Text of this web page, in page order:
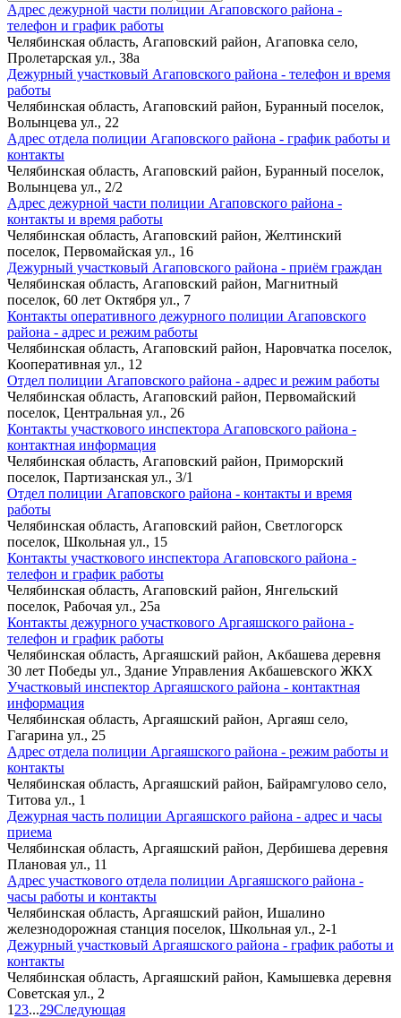
Адрес дежурной части полиции Агаповского района -
телефон и график работы
Челябинская область, Агаповский район, Агаповка село,
Пролетарская ул., 38а
Дежурный участковый Агаповского района - телефон и время
работы
Челябинская область, Агаповский район, Буранный поселок,
Волынцева ул., 22
Адрес отдела полиции Агаповского района - график работы и
контакты
Челябинская область, Агаповский район, Буранный поселок,
Волынцева ул., 2/2
Адрес дежурной части полиции Агаповского района -
контакты и время работы
Челябинская область, Агаповский район, Желтинский
поселок, Первомайская ул., 16
Дежурный участковый Агаповского района - приём граждан
Челябинская область, Агаповский район, Магнитный
поселок, 60 лет Октября ул., 7
Контакты оперативного дежурного полиции Агаповского
района - адрес и режим работы
Челябинская область, Агаповский район, Наровчатка поселок,
Кооперативная ул., 12
Отдел полиции Агаповского района - адрес и режим работы
Челябинская область, Агаповский район, Первомайский
поселок, Центральная ул., 26
Контакты участкового инспектора Агаповского района -
контактная информация
Челябинская область, Агаповский район, Приморский
поселок, Партизанская ул., 3/1
Отдел полиции Агаповского района - контакты и время
работы
Челябинская область, Агаповский район, Светлогорск
поселок, Школьная ул., 15
Контакты участкового инспектора Агаповского района -
телефон и график работы
Челябинская область, Агаповский район, Янгельский
поселок, Рабочая ул., 25а
Контакты дежурного участкового Аргаяшского района -
телефон и график работы
Челябинская область, Аргаяшский район, Акбашева деревня
30 лет Победы ул., Здание Управления Акбашевского ЖКХ
Участковый инспектор Аргаяшского района - контактная
информация
Челябинская область, Аргаяшский район, Аргаяш село,
Гагарина ул., 25
Адрес отдела полиции Аргаяшского района - режим работы и
контакты
Челябинская область, Аргаяшский район, Байрамгулово село,
Титова ул., 1
Дежурная часть полиции Аргаяшского района - адрес и часы
приема
Челябинская область, Аргаяшский район, Дербишева деревня
Плановая ул., 11
Адрес участкового отдела полиции Аргаяшского района -
часы работы и контакты
Челябинская область, Аргаяшский район, Ишалино
железнодорожная станция поселок, Школьная ул., 2-1
Дежурный участковый Аргаяшского района - график работы и
контакты
Челябинская область, Аргаяшский район, Камышевка деревня
Советская ул., 2
1 23...29Следующая